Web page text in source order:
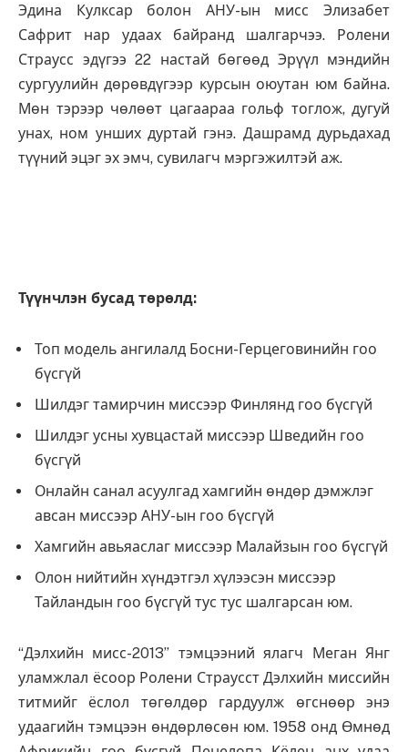
Эдина Кулксар болон АНУ-ын мисс Элизабет
Сафрит нар удаах байранд шалгарчээ. Ролени
Страусс эдүгээ 22 настай бөгөөд Эрүүл мэндийн
сургуулийн дөрөвдүгээр курсын оюутан юм байна.
Мөн тэрээр чөлөөт цагаараа гольф тоглож, дугуй
унах, ном унших дуртай гэнэ. Дашрамд дурьдахад
түүний эцэг эх эмч, сувилагч мэргэжилтэй аж.
Түүнчлэн бусад төрөлд:
Топ модель ангилалд Босни-Герцеговинийн гоо
бүсгүй
Шилдэг тамирчин миссээр Финлянд гоо бүсгүй
Шилдэг усны хувцастай миссээр Шведийн гоо
бүсгүй
Онлайн санал асуулгад хамгийн өндөр дэмжлэг
авсан миссээр АНУ-ын гоо бүсгүй
Хамгийн авьяаслаг миссээр Малайзын гоо бүсгүй
Олон нийтийн хүндэтгэл хүлээсэн миссээр
Тайландын гоо бүсгүй тус тус шалгарсан юм.
“Дэлхийн мисс-2013” тэмцээний ялагч Меган Янг
уламжлал ёсоор Ролени Страусст Дэлхийн миссийн
титмийг ёслол төгөлдөр гардуулж өгснөөр энэ
удаагийн тэмцээн өндөрлөсөн юм. 1958 онд Өмнөд